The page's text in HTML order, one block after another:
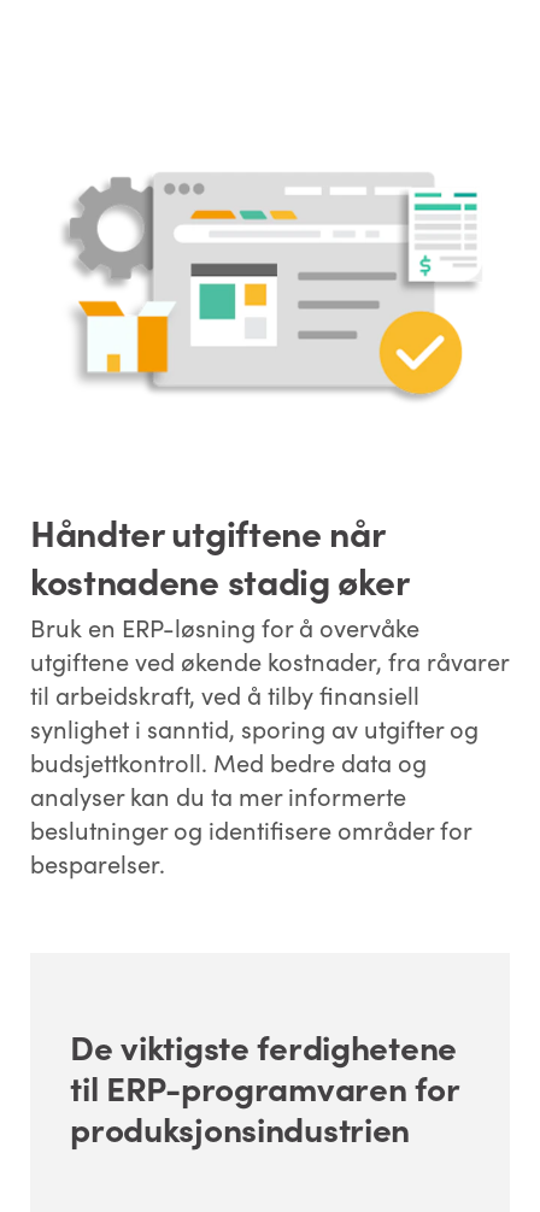
Håndter utgiftene når
kostnadene stadig øker
Bruk en ERP-løsning for å overvåke
utgiftene ved økende kostnader, fra råvarer
til arbeidskraft, ved å tilby finansiell
synlighet i sanntid, sporing av utgifter og
budsjettkontroll. Med bedre data og
analyser kan du ta mer informerte
beslutninger og identifisere områder for
besparelser.
De viktigste ferdighetene
til ERP-programvaren for
produksjonsindustrien